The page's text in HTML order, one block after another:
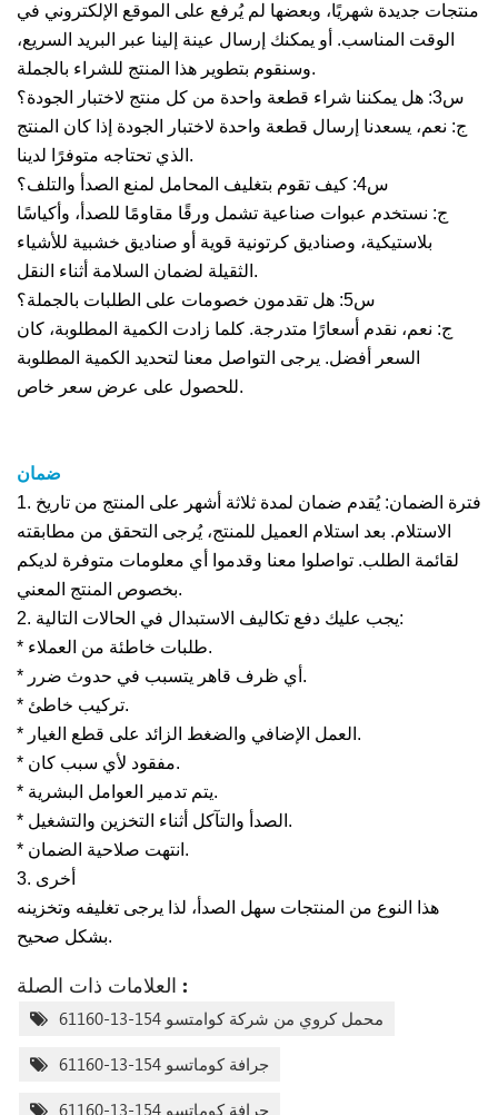
منتجات جديدة شهريًا، وبعضها لم يُرفع على الموقع الإلكتروني في
الوقت المناسب. أو يمكنك إرسال عينة إلينا عبر البريد السريع،
وسنقوم بتطوير هذا المنتج للشراء بالجملة.
س3: هل يمكننا شراء قطعة واحدة من كل منتج لاختبار الجودة؟
ج: نعم، يسعدنا إرسال قطعة واحدة لاختبار الجودة إذا كان المنتج
الذي تحتاجه متوفرًا لدينا.
س4: كيف تقوم بتغليف المحامل لمنع الصدأ والتلف؟
ج: نستخدم عبوات صناعية تشمل ورقًا مقاومًا للصدأ، وأكياسًا
بلاستيكية، وصناديق كرتونية قوية أو صناديق خشبية للأشياء
الثقيلة لضمان السلامة أثناء النقل.
س5: هل تقدمون خصومات على الطلبات بالجملة؟
ج: نعم، نقدم أسعارًا متدرجة. كلما زادت الكمية المطلوبة، كان
السعر أفضل. يرجى التواصل معنا لتحديد الكمية المطلوبة
للحصول على عرض سعر خاص.
ضمان
1. فترة الضمان: يُقدم ضمان لمدة ثلاثة أشهر على المنتج من تاريخ
الاستلام. بعد استلام العميل للمنتج، يُرجى التحقق من مطابقته
لقائمة الطلب. تواصلوا معنا وقدموا أي معلومات متوفرة لديكم
بخصوص المنتج المعني.
2. يجب عليك دفع تكاليف الاستبدال في الحالات التالية:
* طلبات خاطئة من العملاء.
* أي ظرف قاهر يتسبب في حدوث ضرر.
* تركيب خاطئ.
* العمل الإضافي والضغط الزائد على قطع الغيار.
* مفقود لأي سبب كان.
* يتم تدمير العوامل البشرية.
* الصدأ والتآكل أثناء التخزين والتشغيل.
* انتهت صلاحية الضمان.
3. أخرى
هذا النوع من المنتجات سهل الصدأ، لذا يرجى تغليفه وتخزينه
بشكل صحيح.
العلامات ذات الصلة :
محمل كروي من شركة كوامتسو 154-13-61160
جرافة كوماتسو 154-13-61160
جرافة كوماتسو 154-13-61160